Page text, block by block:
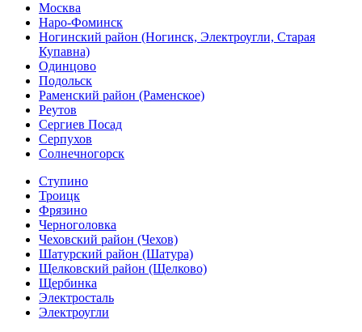
Москва
Наро-Фоминск
Ногинский район (Ногинск, Электроугли, Старая
Купавна)
Одинцово
Подольск
Раменский район (Раменское)
Реутов
Сергиев Посад
Серпухов
Солнечногорск
Ступино
Троицк
Фрязино
Черноголовка
Чеховский район (Чехов)
Шатурский район (Шатура)
Щелковский район (Щелково)
Щербинка
Электросталь
Электроугли